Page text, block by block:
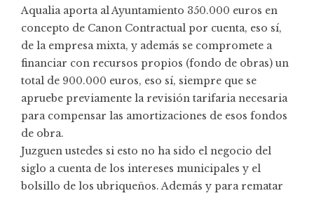
Aqualia aporta al Ayuntamiento 350.000 euros en
concepto de Canon Contractual por cuenta, eso sí,
de la empresa mixta, y además se compromete a
financiar con recursos propios (fondo de obras) un
total de 900.000 euros, eso sí, siempre que se
apruebe previamente la revisión tarifaria necesaria
para compensar las amortizaciones de esos fondos
de obra.
Juzguen ustedes si esto no ha sido el negocio del
siglo a cuenta de los intereses municipales y el
bolsillo de los ubriqueños. Además y para rematar